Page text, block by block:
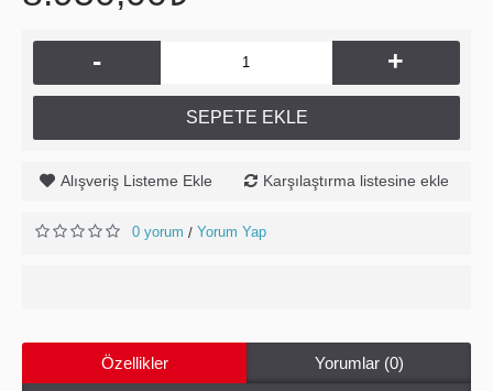
- +
SEPETE EKLE
Alışveriş Listeme Ekle Karşılaştırma listesine ekle
0 yorum / Yorum Yap
Özellikler Yorumlar (0)